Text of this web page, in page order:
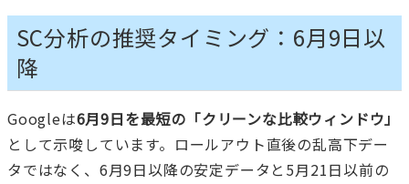
SC分析の推奨タイミング：6月9日以
降
Googleは6月9日を最短の「クリーンな比較ウィンドウ」
として示唆しています。ロールアウト直後の乱高下デー
タではなく、6月9日以降の安定データと5月21日以前の